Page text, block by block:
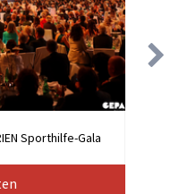
Sporthilfe-Gala